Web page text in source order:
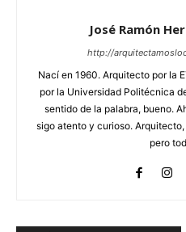
José Ramón
http://
Nací en 1960. Arquitecto por la
por la Universidad Politécnica
sentido de la palabra, bueno.
sigo atento y curioso.
pero